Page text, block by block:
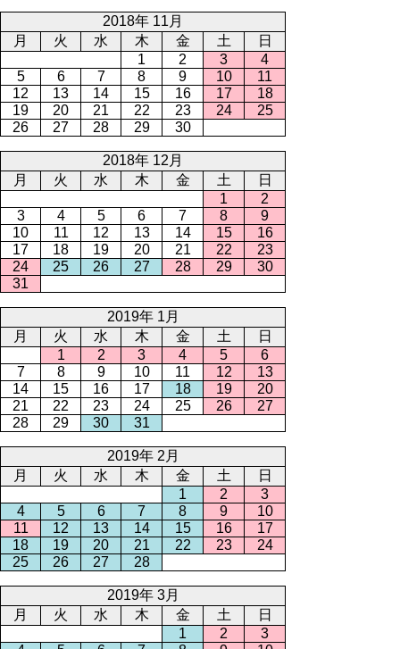
2018年 11月
月
火 水 木 金 土
日
1
2 3
4
5
6 7 8 9 10
11
12
13 14 15 16 17
18
19
20 21 22 23 24
25
26
27 28 29 30
2018年 12月
月
火 水 木 金 土
日
1
2
3
4 5 6 7 8
9
10
11 12 13 14 15
16
17
18 19 20 21 22
23
24
25 26 27 28 29
30
31
2019年 1月
月
火 水 木 金 土
日
1
2 3 4 5
6
7
8 9 10 11 12
13
14
15 16 17 18 19
20
21
22 23 24 25 26
27
28
29 30 31
2019年 2月
月
火 水 木 金 土
日
1
2
3
4
5 6 7 8 9
10
11
12 13 14 15 16
17
18
19 20 21 22 23
24
25
26 27 28
2019年 3月
月
火 水 木 金 土
日
1
2
3